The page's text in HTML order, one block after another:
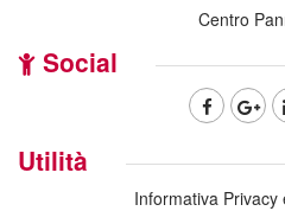
Centro
Social
Utilità
Informativa Privacy